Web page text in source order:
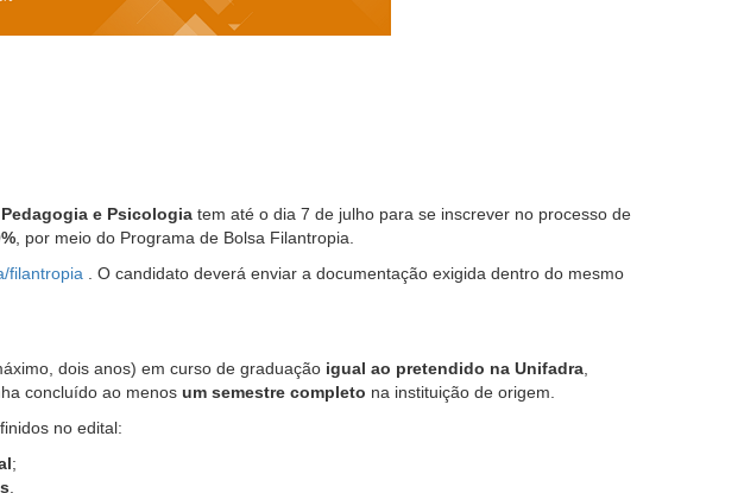
e Psicologia tem até o dia 7 de julho para se inscrever no processo de
, por meio do Programa de Bolsa Filantropia.
filantropia . O candidato deverá enviar a documentação exigida dentro do mesmo
dois anos) em curso de graduação igual ao pretendido na Unifadra
concluído ao menos um semestre completo na instituição de origem.
no edital:
;